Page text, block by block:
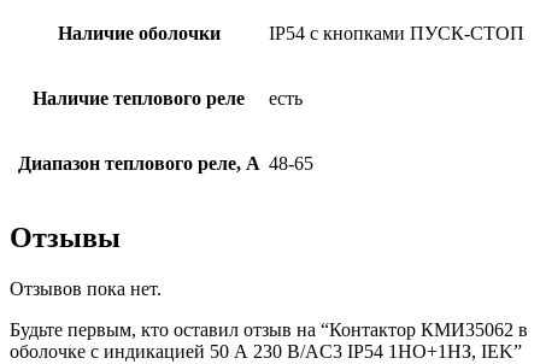
Наличие оболочки IP54 с кнопками ПУСК-СТОП
Наличие теплового реле есть
Диапазон теплового реле, А 48-65
Отзывы
Отзывов пока нет.
Будьте первым, кто оставил отзыв на “Контактор КМИ35062 в
оболочке с индикацией 50 А 230 В/AC3 IP54 1НО+1НЗ, IEK”